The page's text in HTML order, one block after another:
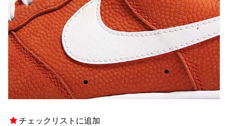
チェックリストに追加